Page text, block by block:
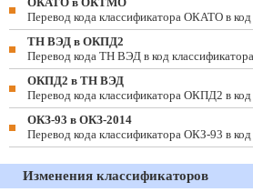
Перевод кода классификатора ОКАТО в
ТН ВЭД в ОКПД2
Перевод кода ТН ВЭД в код
ОКПД2 в ТН ВЭД
Перевод кода классификатора ОКПД2 в
ОКЗ-93 в ОКЗ-2014
Перевод кода классификатора ОКЗ-93 в
Изменения классификаторов